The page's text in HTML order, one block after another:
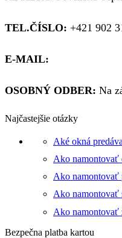
TEL.ČÍSLO: +421 902
E-MAIL:
OSOBNÝ ODBER: Na
Najčastejšie otázky
Aké okná
Ako namontovať
Ako namontovať
Ako namontovať
Ako namontovať
Bezpečna platba kartou